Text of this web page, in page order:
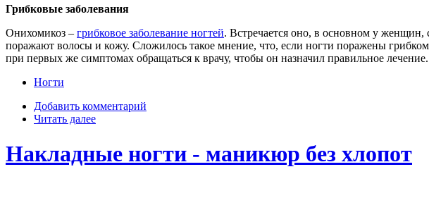
Грибковые заболевания
Онихомикоз – грибковое заболевание ногтей. Встречается оно, в основном у
поражают волосы и кожу. Сложилось такое мнение, что, если ногти поражены
при первых же симптомах обращаться к врачу, чтобы он назначил правильное лечение.
Ногти
Добавить комментарий
Читать далее
Накладные ногти - маникюр без хлопот